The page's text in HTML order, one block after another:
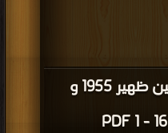
كتاب الكراء التجاري بين ظهير 1955 و